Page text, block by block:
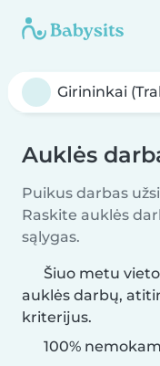
Auklės
Puikus darbas
Raskite auklės
sąlygas.
Šiuo metu
auklės darbų,
kriterijus.
100%